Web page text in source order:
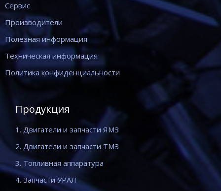
Сервис
Производители
Полезная информация
Техническая информация
Политика конфиденциальности
Продукция
1. Двигатели и запчасти ЯМЗ
2. Двигатели и запчасти ТМЗ
3. Топливная аппаратура
4. Запчасти УРАЛ